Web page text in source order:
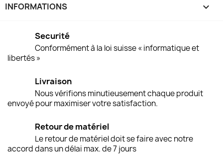
INFORMATIONS keyboard_arrow_down
Securité
Conformément à la loi suisse « informatique et
libertés »
Livraison
Nous vérifions minutieusement chaque produit
envoyé pour maximiser votre satisfaction.
Retour de matériel
Le retour de matériel doit se faire avec notre
accord dans un délai max. de 7 jours